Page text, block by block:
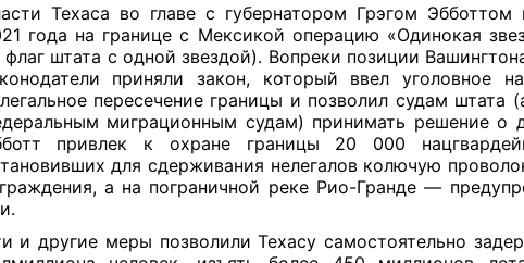
Техаса во главе с губернатором Грэгом Эбботтом
года на границе с Мексикой операцию «Одинокая
флаг штата с одной звездой). Вопреки позиции
приняли закон, который ввел уголовное
пересечение границы и позволил судам штата
миграционным судам) принимать решение о
привлек к охране границы 20 000
для сдерживания нелегалов колючую
а на пограничной реке Рио-Гранде —
и другие меры позволили Техасу самостоятельно